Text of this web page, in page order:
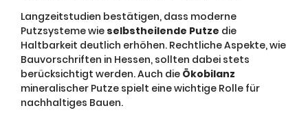
Langzeitstudien bestätigen, dass moderne
Putzsysteme wie selbstheilende Putze die
Haltbarkeit deutlich erhöhen. Rechtliche Aspekte, wie
Bauvorschriften in Hessen, sollten dabei stets
berücksichtigt werden. Auch die Ökobilanz
mineralischer Putze spielt eine wichtige Rolle für
nachhaltiges Bauen.